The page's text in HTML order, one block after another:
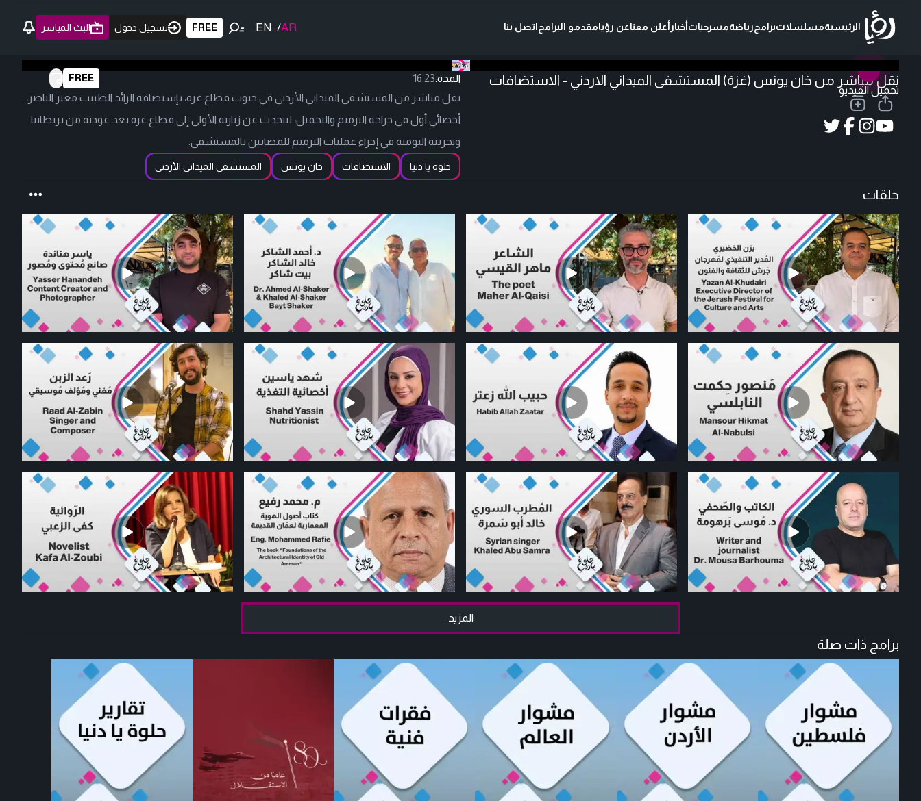
الرئيسيةمسلسلاتبرامجرياضةمسرحياتأخبارأعلن معناعن رؤيامقدمو البرامجاتصل بنا AR
/
EN
FREE تسجيل دخول البث المباشر
تحميل الفيديو
FREE نقل مباشر من خان يونس (غزة) المستشفى الميداني الاردني - الاستضافات المدة:16:23
نقل مباشر من المستشفى الميداني الأردني في جنوب قطاع غزة، بإستضافة الرائد الطبيب معتز الناصر،
أخصائي أول في جراحة الترميم والتجميل، ليتحدث عن زيارته الأولى إلى قطاع غزة بعد عودته من بريطانيا
وتجربته اليومية في إجراء عمليات الترميم للمصابين بالمستشفى.
حلوة يا دنيا الاستضافات خان يونس المستشفى الميداني الأردني
حلقات
المزيد
برامج ذات صلة